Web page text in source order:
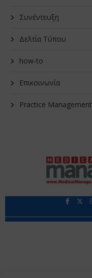
Συνέντευξη
Δελτία Τύπου
how-to
Επικοινωνία
Practice Management